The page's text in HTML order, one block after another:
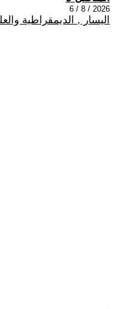
2026 / 8 / 6
اليسار , الديمقراطية